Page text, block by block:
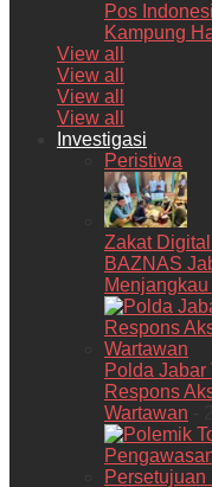
Pos
Kampung
View all
View all
View all
View all
Investigasi
Peristiwa
Zakat
BAZNAS
Polda Jabar
Respons
Wartawan